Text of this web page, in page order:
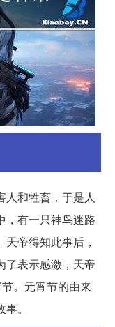
人和牲畜，于是人
，有一只神鸟迷路
帝得知此事后，
了表示感激，天帝
。元宵节的由来
。